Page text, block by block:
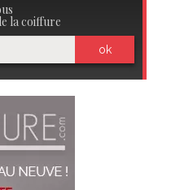
la coiffure
ok